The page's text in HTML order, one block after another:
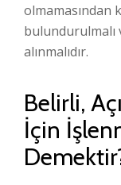
olmamasından
alınmalıdır.
Belirli,
İçin